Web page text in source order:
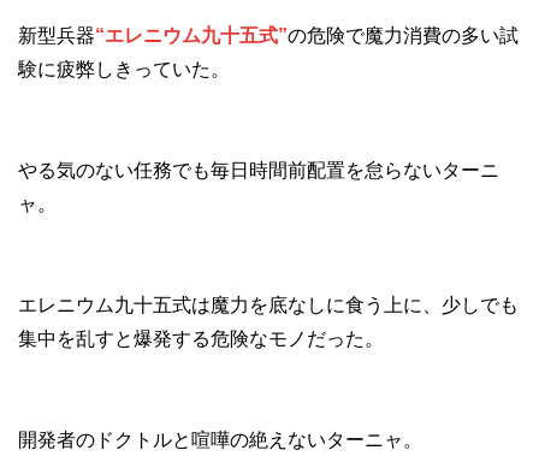
新型兵器“エレニウム九十五式”の危険で魔力消費の多い試
験に疲弊しきっていた。
やる気のない任務でも毎日時間前配置を怠らないターニ
ャ。
エレニウム九十五式は魔力を底なしに食う上に、少しでも
集中を乱すと爆発する危険なモノだった。
開発者のドクトルと喧嘩の絶えないターニャ。